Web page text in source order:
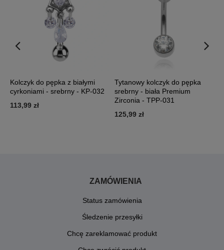
Kolczyk do pępka z białymi
cyrkoniami - srebrny - KP-032
113,99 zł
Tytanowy kolczyk do pępka
srebrny - biała Premium
Zirconia - TPP-031
125,99 zł
ZAMÓWIENIA
Status zamówienia
Śledzenie przesyłki
Chcę zareklamować produkt